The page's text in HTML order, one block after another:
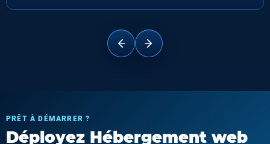
PRÊT À DÉMARRER ?
Déployez Hébergement web